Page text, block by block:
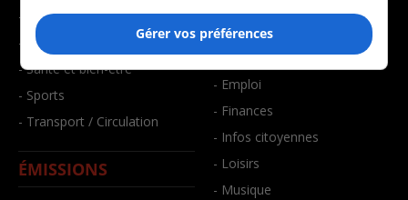
- Environnement
- Faits divers
- Santé et bien-être
- Sports
- Transport / Circulation
ÉMISSIONS
- Art de vivre
- Bien-être
- Emploi
- Finances
- Infos citoyennes
- Loisirs
- Musique
Gérer vos préférences